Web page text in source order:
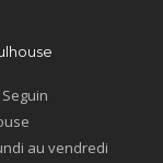
au vendredi